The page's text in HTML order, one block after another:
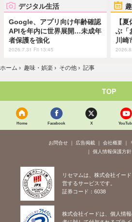
デジタル生活
Google、アプリ向け年齢確認
APIを年内に世界展開…未成年
者保護を強化
2026.7.31 Fri 13:45
【
ぶ「
川崎
ホーム › 趣味・娯楽 › その他 › 記事
TOP
Home Facebook X
お問合せ 広告掲載 会社概要
個人情報保護方針
リセマムは、株式会社イー
営するサービスです。
証券コード：6038
株式会社イードは、個人情